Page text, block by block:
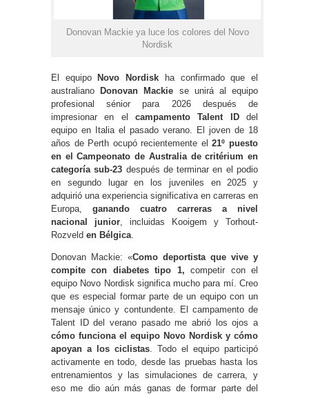
Donovan Mackie ya luce los colores del Novo
Nordisk
El equipo Novo Nordisk ha confirmado que el
australiano
Donovan Mackie se unirá al equipo
profesional sénior para 2026 después de
impresionar en el campamento Talent IDdel
equipo en Italia el pasado verano. El joven de 18
años de Perth ocupó recientemente el21º puesto
en el Campeonato de Australia de critérium en
categoría sub-23 después de terminar en el podio
en segundo lugar en los juveniles en 2025 y
adquirió una experiencia significativa en carreras en
Europa, ganando cuatro carreras a nivel
nacional junior , incluidas Kooigem y Torhout-
Rozveld en Bélgica
Donovan Mackie: «Como deportista que vive y
compite con diabetes tipo 1, competir con el
equipo Novo Nordisk significa mucho para mí. Creo
que es especial formar parte de un equipo con un
mensaje único y contundente. El campamento de
Talent ID del verano pasado me abrió los ojos a
cómo funciona el equipo Novo Nordisk y cómo
apoyan a los ciclistas . Todo el equipo participó
activamente en todo, desde las pruebas hasta los
entrenamientos y las simulaciones de carrera, y
eso me dio aún más ganas de formar parte del